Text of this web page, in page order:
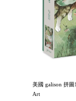
美國 galison 拼圖
Art